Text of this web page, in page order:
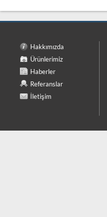
Hakkımızda
Ürünlerimiz
Haberler
Referanslar
İletişim